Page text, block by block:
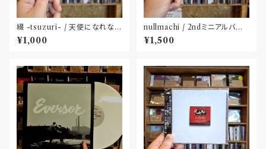
綴 -tsuzuri- / 天使になれなく
ても(CD)
¥1,000
nullmachi / 2ndミニアルバム
「逆回転する私小説」(CD)
¥1,500